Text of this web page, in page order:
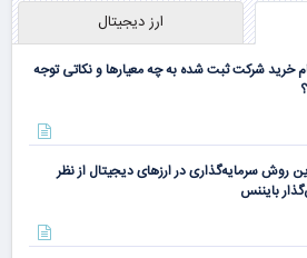
ارز دیجیتال
خرید شرکت ثبت شده به چه معیارها و نکاتی توجه
روش سرمایه‌گذاری در ارزهای دیجیتال از نظر
بایننس